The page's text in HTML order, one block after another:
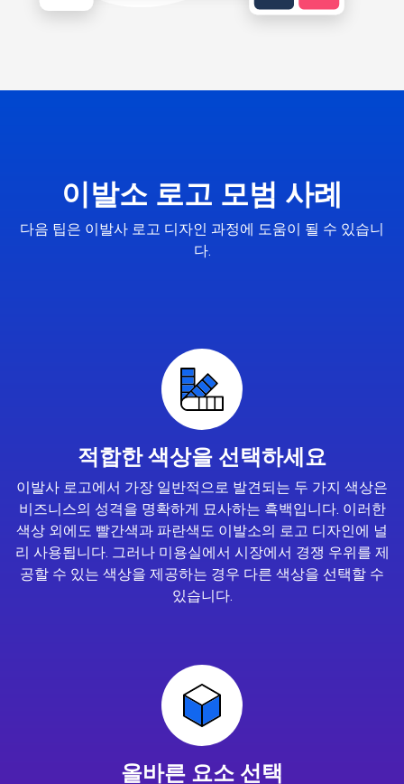
이발소 로고 모범 사례
다음 팁은 이발사 로고 디자인 과정에 도움이 될 수 있습니
다.
적합한 색상을 선택하세요
이발사 로고에서 가장 일반적으로 발견되는 두 가지 색상은
비즈니스의 성격을 명확하게 묘사하는 흑백입니다. 이러한
색상 외에도 빨간색과 파란색도 이발소의 로고 디자인에 널
리 사용됩니다. 그러나 미용실에서 시장에서 경쟁 우위를 제
공할 수 있는 색상을 제공하는 경우 다른 색상을 선택할 수
있습니다.
올바른 요소 선택